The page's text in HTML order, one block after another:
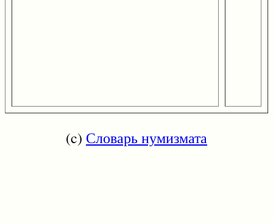
(c) Словарь нумизмата